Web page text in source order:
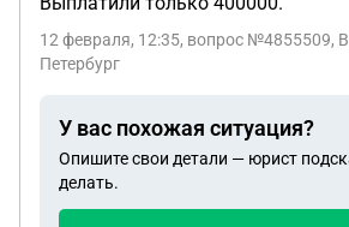
12 февраля, 12:35, вопрос №4855509,
Петербург
У вас похожая ситуация?
Опишите свои детали — юрист
делать.